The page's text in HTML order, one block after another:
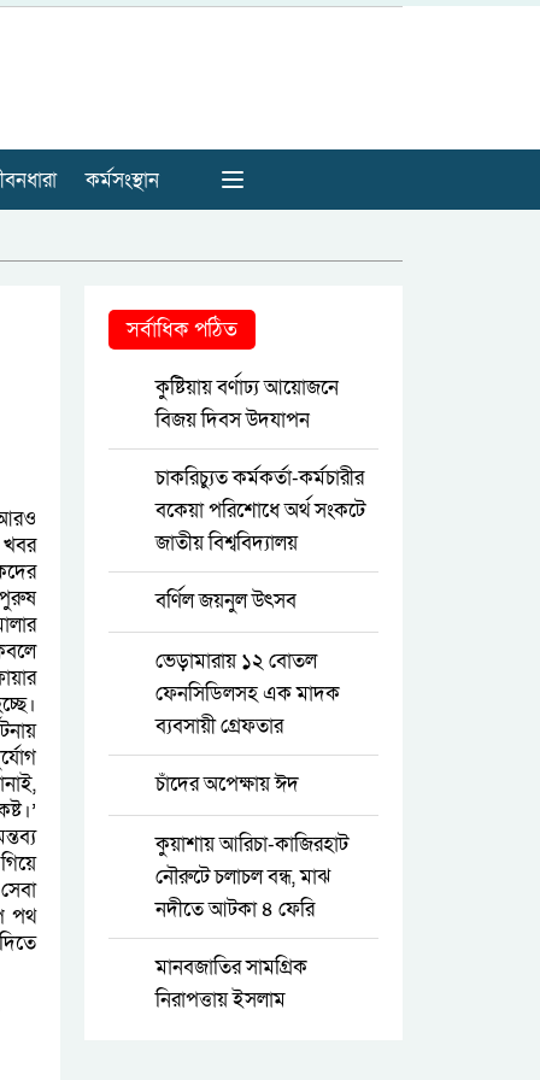
কর্মসংস্থান
পুরুষ
পথ
সর্বাধিক পঠিত
কুষ্টিয়ায় বর্ণাঢ্য আয়োজনে
বিজয় দিবস উদযাপন
চাকরিচ্যুত কর্মকর্তা-কর্মচারীর
বকেয়া পরিশোধে অর্থ সংকটে
জাতীয় বিশ্ববিদ্যালয়
বর্ণিল জয়নুল উৎসব
ভেড়ামারায় ১২ বোতল
ফেনসিডিলসহ এক মাদক
ব্যবসায়ী গ্রেফতার
চাঁদের অপেক্ষায় ঈদ
কুয়াশায় আরিচা-কাজিরহাট
নৌরুটে চলাচল বন্ধ, মাঝ
নদীতে আটকা ৪ ফেরি
মানবজাতির সামগ্রিক
নিরাপত্তায় ইসলাম